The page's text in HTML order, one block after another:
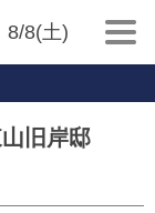
8/8(土)
旧岸邸